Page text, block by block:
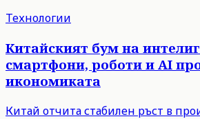
Технологии
Китайският бум на
смартфони, роботи и AI
икономиката
Китай отчита стабилен ръст в